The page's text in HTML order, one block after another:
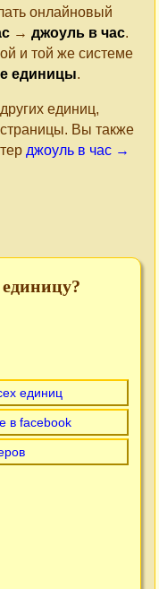
онлайновый
→ джоуль в час.
и той же системе
единицы.
единиц,
Вы также
джоуль в час →
единиц
в facebook